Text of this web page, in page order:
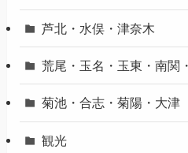
芦北・水俣・津奈木
荒尾・玉名・玉東・南関
菊池・合志・菊陽・大津
観光